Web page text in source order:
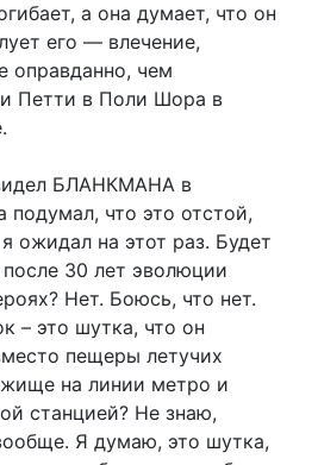
а она думает, что он
его — влечение,
оправданно, чем
Петти в Поли Шора в
БЛАНКМАНА в
подумал, что это отстой,
ожидал на этот раз. Будет
30 лет эволюции
Нет. Боюсь, что нет.
– это шутка, что он
пещеры летучих
на линии метро и
станцией? Не знаю,
Я думаю, это шутка,